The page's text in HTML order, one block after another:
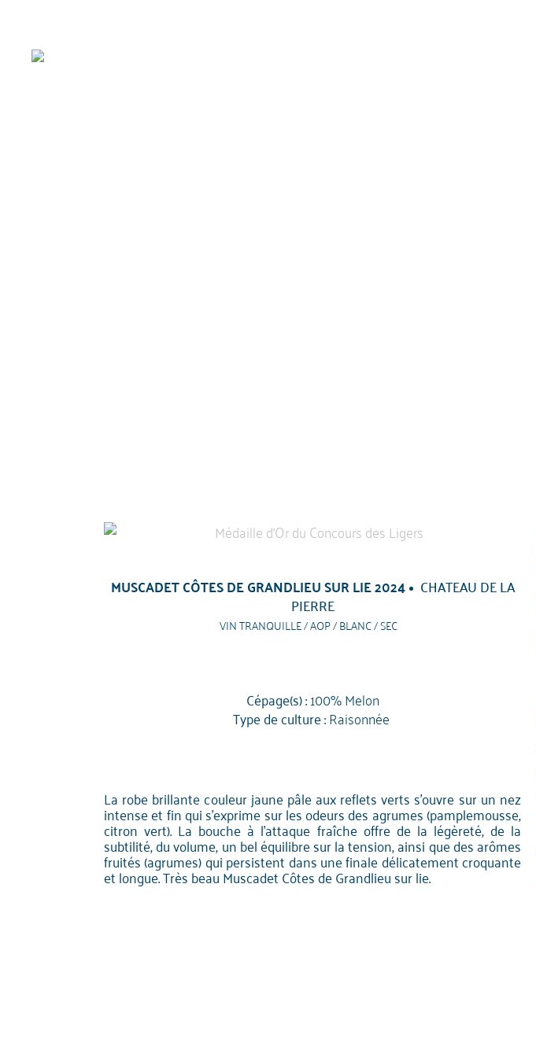
MUSCADET CÔTES DE GRANDLIEU SUR LIE 2024 CHATEAU DE LA
PIERRE
VIN TRANQUILLE / AOP / BLANC / SEC
Cépage(s) :100% Melon
Type de culture :Raisonnée
La robe brillante couleur jaune pâle aux reflets verts s'ouvre sur un nez
intense et fin qui s'exprime sur les odeurs des agrumes (pamplemousse,
citron vert). La bouche à l'attaque fraîche offre de la légèreté, de la
subtilité, du volume, un bel équilibre sur la tension, ainsi que des arômes
fruités (agrumes) qui persistent dans une finale délicatement croquante
et longue. Très beau Muscadet Côtes de Grandlieu sur lie.